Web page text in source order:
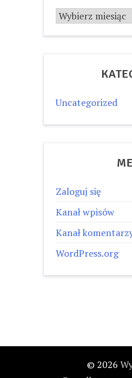
Archiwum
Uncategorized
Zaloguj się
Kanał wpisów
Kanał
WordPress.org
© 2026